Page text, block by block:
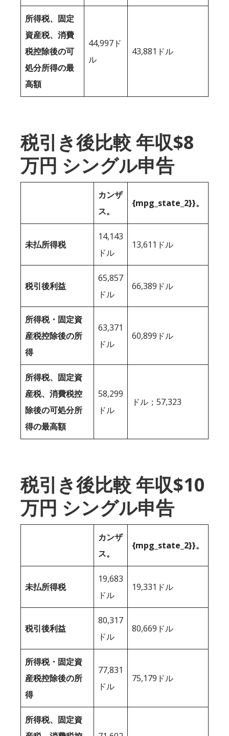
所得税、固定
資産税、消費
税控除後の可
処分所得の最
高額
44,997ド
ル
43,881ドル
税引き後比較 年収$8
万円 シングル申告
カンザ
ス。
{mpg_state_2}}。
未払所得税
14,143
ドル
13,611ドル
税引後利益
65,857
ドル
66,389ドル
所得税・固定資
産税控除後の所
得
63,371
ドル
60,899ドル
所得税、固定資
産税、消費税控
除後の可処分所
得の最高額
58,299
ドル
ドル；57,323
税引き後比較 年収$10
万円 シングル申告
カンザ
ス。
{mpg_state_2}}。
未払所得税
19,683
ドル
19,331ドル
税引後利益
80,317
ドル
80,669ドル
所得税・固定資
産税控除後の所
得
77,831
ドル
75,179ドル
所得税、固定資